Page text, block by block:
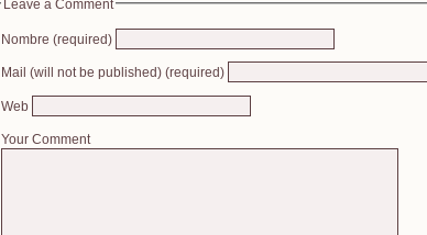
Leave a Comment
Nombre (required)
Mail (will not be published) (required)
Web
Your Comment